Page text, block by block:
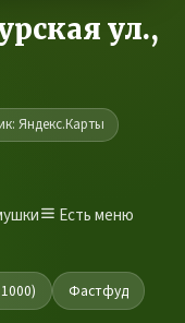
ул.,
Яндекс.Карты
Есть меню
Фастфуд